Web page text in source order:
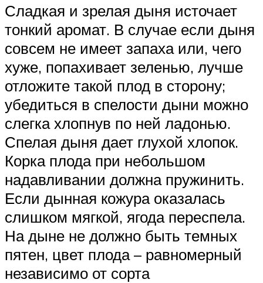
Сладкая и зрелая дыня источает
тонкий аромат. В случае если дыня
совсем не имеет запаха или, чего
хуже, попахивает зеленью, лучше
отложите такой плод в сторону;
убедиться в спелости дыни можно
слегка хлопнув по ней ладонью.
Спелая дыня дает глухой хлопок.
Корка плода при небольшом
надавливании должна пружинить.
Если дынная кожура оказалась
слишком мягкой, ягода переспела.
На дыне не должно быть темных
пятен, цвет плода – равномерный
независимо от сорта